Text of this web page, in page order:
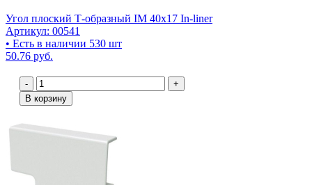
Угол плоский Т-образный IM 40х17 In-liner
Артикул: 00541
• Есть в наличии 530 шт
50.76 руб.
-
+
В корзину